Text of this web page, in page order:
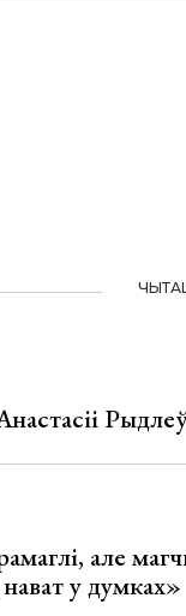
але
у думках»